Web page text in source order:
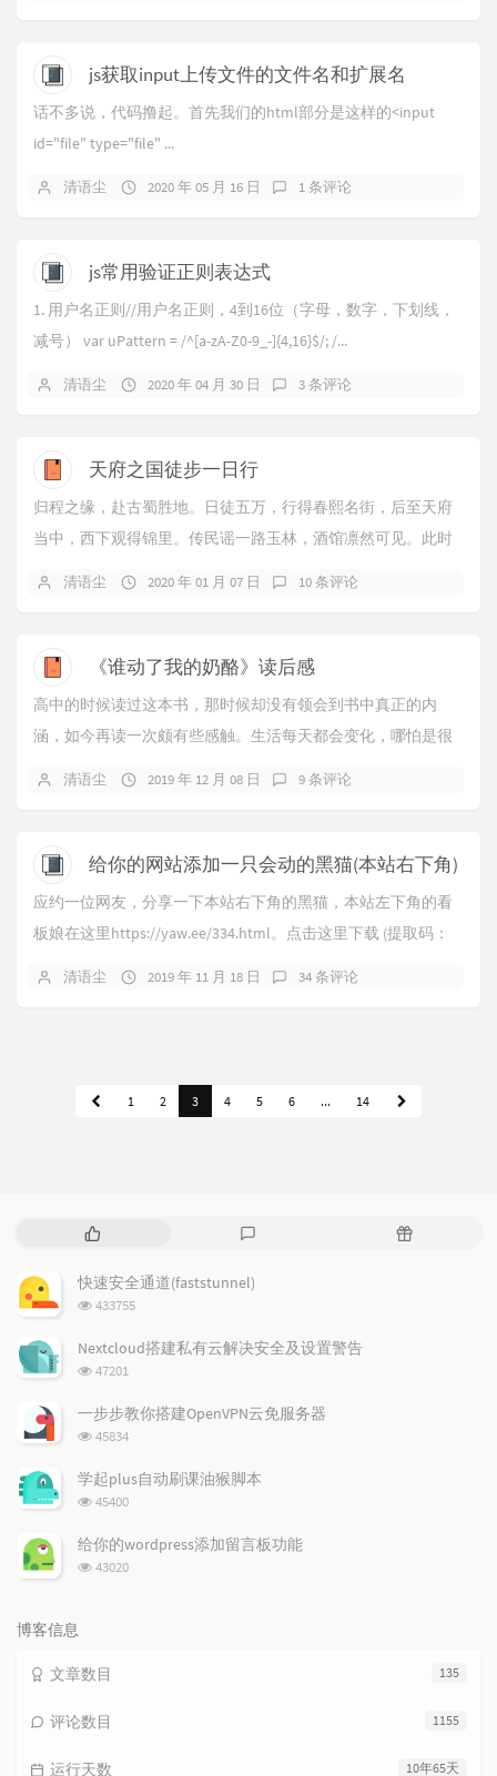
js获取input上传文件的文件名和扩展名
话不多说，代码撸起。首先我们的html部分是这样的<input
id="file" type="file" ...
清语尘 2020 年 05 月 16 日 1 条评论
js常用验证正则表达式
1. 用户名正则//用户名正则，4到16位（字母，数字，下划线，
减号） var uPattern = /^[a-zA-Z0-9_-]{4,16}$/; /...
清语尘 2020 年 04 月 30 日 3 条评论
天府之国徒步一日行
归程之缘，赴古蜀胜地。日徒五万，行得春熙名街，后至天府
当中，西下观得锦里。传民谣一路玉林，酒馆凛然可见。此时
清语尘 2020 年 01 月 07 日 10 条评论
《谁动了我的奶酪》读后感
高中的时候读过这本书，那时候却没有领会到书中真正的内
涵，如今再读一次颇有些感触。生活每天都会变化，哪怕是很
清语尘 2019 年 12 月 08 日 9 条评论
给你的网站添加一只会动的黑猫(本站右下角)
应约一位网友，分享一下本站右下角的黑猫，本站左下角的看
板娘在这里https://yaw.ee/334.html。点击这里下载 (提取码：
清语尘 2019 年 11 月 18 日 34 条评论
1 2 3 4 5 6 ... 14
热
文
章
随
快速安全通道(faststunnel)
浏
次
433755
Nextcloud搭建私有云解决安全及设置警告
浏
次
数:
47201
一步步教你搭建OpenVPN云免服务器
浏
次
数:
45834
学起plus自动刷课油猴脚本
浏
次
数:
45400
给你的wordpress添加留言板功能
浏
43020
博客信息
135
文章数目
1155
评论数目
10年65天
运行天数